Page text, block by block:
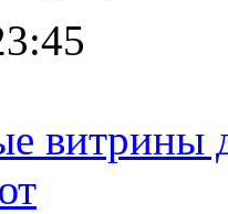
витрины